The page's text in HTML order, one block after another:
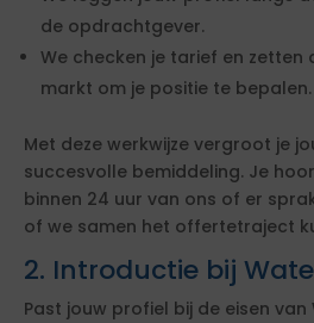
de opdrachtgever.
We checken je tarief en
markt om je positie te bepalen.
Met deze werkwijze vergroot je
succesvolle bemiddeling. Je
binnen 24 uur van ons of er
of we samen het offertetraject
2. Introductie bij
Past jouw profiel bij de eisen